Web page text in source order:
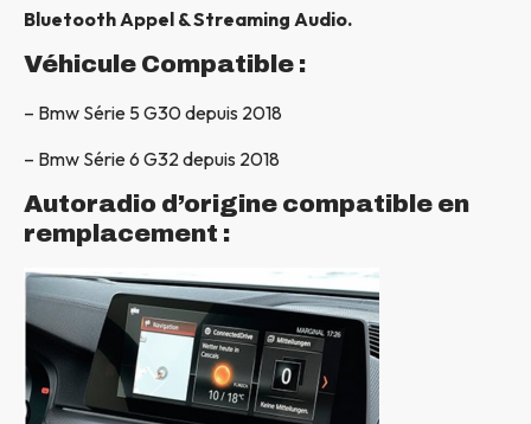
Bluetooth Appel & Streaming Audio.
Véhicule Compatible :
– Bmw Série 5 G30 depuis 2018
– Bmw Série 6 G32 depuis 2018
Autoradio d’origine compatible en
remplacement :